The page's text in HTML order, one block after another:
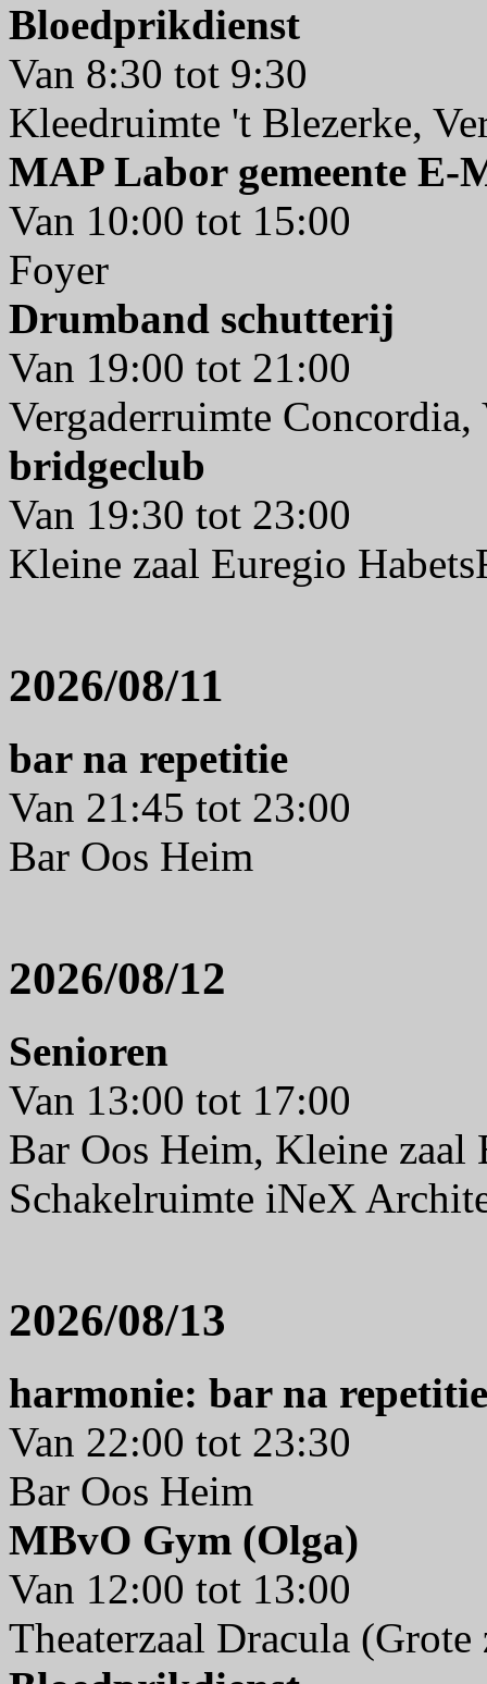
Bloedprikdienst
Van 8:30 tot 9:30
Kleedruimte 't Blezerke,
MAP Labor gemeente E-
Van 10:00 tot 15:00
Foyer
Drumband schutterij
Van 19:00 tot 21:00
Vergaderruimte Concordia,
bridgeclub
Van 19:30 tot 23:00
Kleine zaal Euregio
2026/08/11
bar na repetitie
Van 21:45 tot 23:00
Bar Oos Heim
2026/08/12
Senioren
Van 13:00 tot 17:00
Bar Oos Heim, Kleine zaal
Schakelruimte iNeX
2026/08/13
harmonie: bar na repetitie
Van 22:00 tot 23:30
Bar Oos Heim
MBvO Gym (Olga)
Van 12:00 tot 13:00
Theaterzaal Dracula (Grote